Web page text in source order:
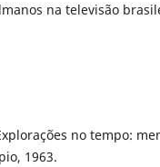
na televisão
no tempo:
1963.